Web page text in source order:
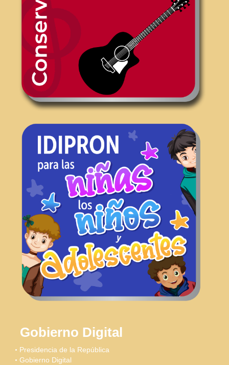
Gobierno Digital
Presidencia de la República
Gobierno Digital